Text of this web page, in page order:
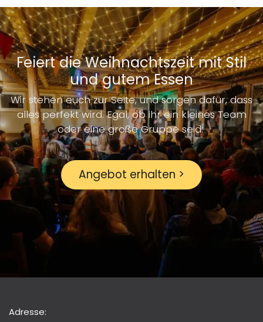
Feiert die Weihnachtszeit mit Stil
und gutem Essen
Wir stehen euch zur Seite, und sorgen dafür, dass
alles perfekt wird. Egal, ob ihr ein kleines Team
oder eine große Gruppe seid:
Angebot erhalten >
Adresse: